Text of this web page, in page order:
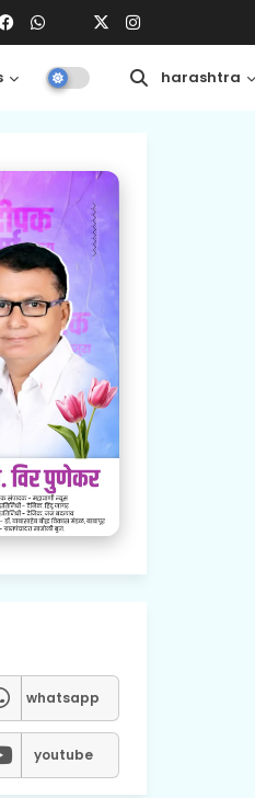
Central Maharashtra
whatsapp
youtube